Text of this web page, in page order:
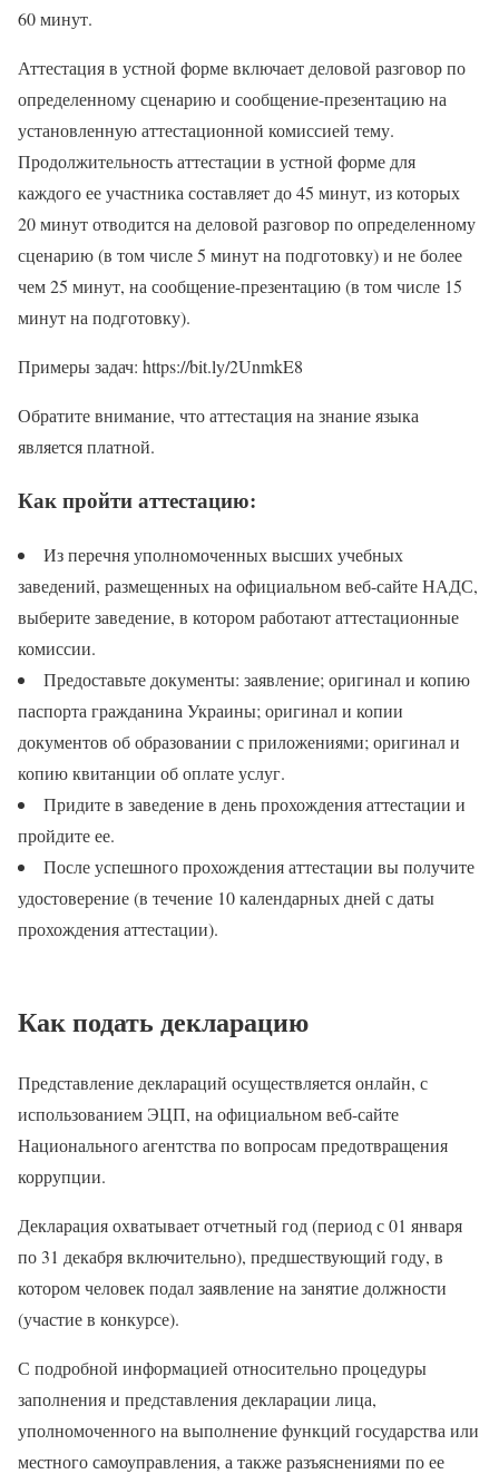
60 минут.
Аттестация в устной форме включает деловой разговор по
определенному сценарию и сообщение-презентацию на
установленную аттестационной комиссией тему.
Продолжительность аттестации в устной форме для
каждого ее участника составляет до 45 минут, из которых
20 минут отводится на деловой разговор по определенному
сценарию (в том числе 5 минут на подготовку) и не более
чем 25 минут, на сообщение-презентацию (в том числе 15
минут на подготовку).
Примеры задач: https://bit.ly/2UnmkE8
Обратите внимание, что аттестация на знание языка
является платной.
Как пройти аттестацию:
Из перечня уполномоченных высших учебных
заведений, размещенных на официальном веб-сайте НАДС,
выберите заведение, в котором работают аттестационные
комиссии.
Предоставьте документы: заявление; оригинал и копию
паспорта гражданина Украины; оригинал и копии
документов об образовании с приложениями; оригинал и
копию квитанции об оплате услуг.
Придите в заведение в день прохождения аттестации и
пройдите ее.
После успешного прохождения аттестации вы получите
удостоверение (в течение 10 календарных дней с даты
прохождения аттестации).
Как подать декларацию
Представление деклараций осуществляется онлайн, с
использованием ЭЦП, на официальном веб-сайте
Национального агентства по вопросам предотвращения
коррупции.
Декларация охватывает отчетный год (период с 01 января
по 31 декабря включительно), предшествующий году, в
котором человек подал заявление на занятие должности
(участие в конкурсе).
С подробной информацией относительно процедуры
заполнения и представления декларации лица,
уполномоченного на выполнение функций государства или
местного самоуправления, а также разъяснениями по ее